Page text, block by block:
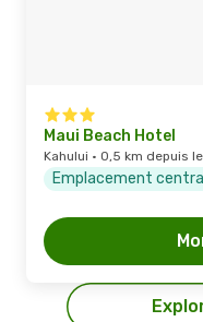
Maui Beach Hotel
Kahului · 0,5 km depuis
Emplacement central